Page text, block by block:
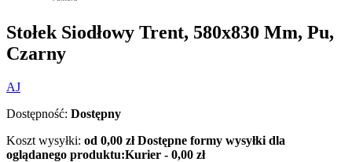
Stołek Siodłowy Trent, 580x830 Mm, Pu,
Czarny
AJ
Dostępność: Dostępny
Koszt wysyłki: od 0,00 złDostępne formy wysyłki dla
oglądanego produktu:Kurier - 0,00 zł